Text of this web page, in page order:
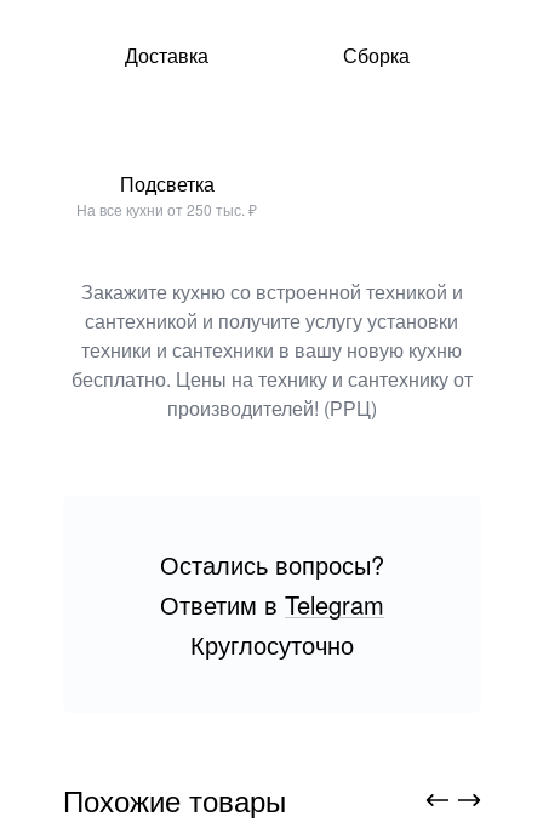
Доставка Сборка
Подсветка
На все кухни от 250 тыс. ₽
Закажите кухню со встроенной техникой и
сантехникой и получите услугу установки
техники и сантехники в вашу новую кухню
бесплатно. Цены на технику и сантехнику от
производителей! (РРЦ)
Остались вопросы?
Ответим в Telegram
Круглосуточно
Похожие товары